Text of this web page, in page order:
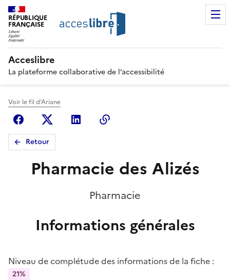
RÉPUBLIQUE
FRANÇAISE
Acceslibre
La plateforme collaborative de l’accessibilité
Voir le fil d'Ariane
FacebookX (anciennement Twitter)
Linkedin
Retour
Pharmacie des Alizés
Pharmacie
Informations générales
Niveau de complétude des informations de la fiche :
21%